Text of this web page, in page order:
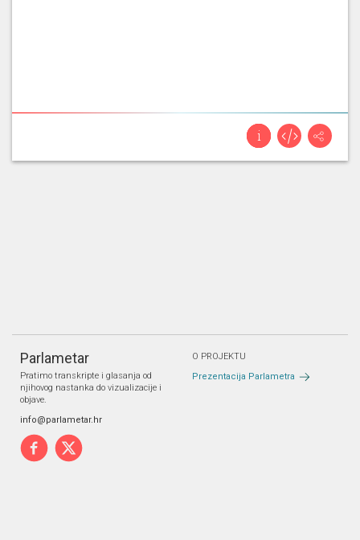
Parlametar
Pratimo transkripte i glasanja od
njihovog nastanka do vizualizacije i
objave.
info@parlametar.hr
O PROJEKTU
Prezentacija Parlametra